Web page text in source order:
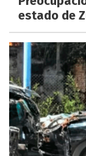
estado de